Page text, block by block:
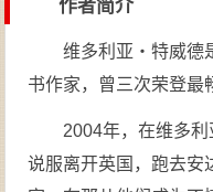
作者简介
维多利亚・特威德
书作家，曾三次荣登最
2004年，在维多
说服离开英国，跑去安